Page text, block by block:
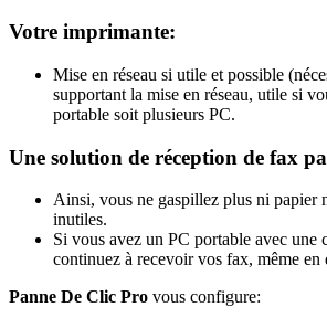
Votre imprimante:
Mise en réseau si utile et possible
supportant la mise en réseau, utile si
portable soit plusieurs PC.
Une solution de réception de fax
Ainsi, vous ne gaspillez plus ni papier
inutiles.
Si vous avez un PC portable avec une
continuez à recevoir vos fax, même en
Panne De Clic Pro vous configure: